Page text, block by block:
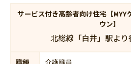
サービス付き高齢者向け住宅【MYY
ウン】
北総線「白井」駅よ
職種 介護職員